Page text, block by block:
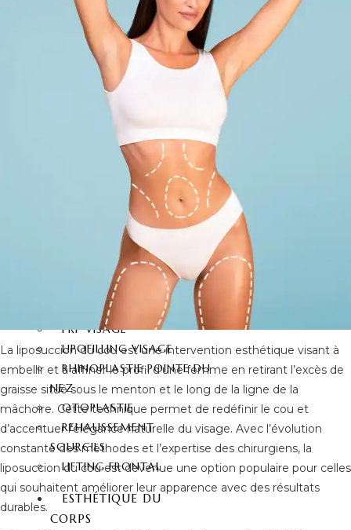
AUGMENTATION
MAMMAIRE SANS
CHIRURGIE
RÉDUCTION MAMELON
GYNECOMASTIE
OPÉRATIONS DU
RHINOPLASTIE
RHINOPLASTIE
LIFTING DU VISAGE
RÉDUCTION DU FRONT
FOX EYES
BICHECTOMIE
BLEPHAROPLASTIE
PRP VISAGE
LIPOFILLING VISAGE
RHINOPLASTIE POINTE DU
NEZ
OTOPLASTIE
REHAUSSEMENT
SOURCILS
LIFTING FRONTAL
ESTHÉTIQUE DU
CORPS
La liposuccion du cou est une intervention esthétique visant à
embellir et à affiner le profil d’une femme en retirant l’excès de
graisse situé sous le menton et le long de la ligne de la
mâchoire. Cette technique permet de redéfinir le cou et
d’accentuer l’élégance naturelle du visage. Avec l’évolution
constante des méthodes et l’expertise des chirurgiens, la
liposuccion du cou est devenue une option populaire pour celles
qui souhaitent améliorer leur apparence avec des résultats
durables.